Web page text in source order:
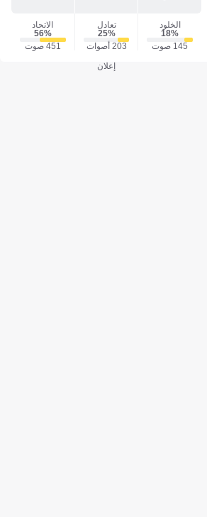
الخلود
18‎%‎
145 صوت
تعادل
25‎%‎
203 أصوات
الاتحاد
56‎%‎
451 صوت
إعلان